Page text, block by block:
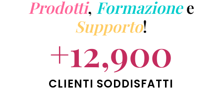
Prodotti, Formazionee
Supporto!
CLIENTI SODDISFATTI
+12,900